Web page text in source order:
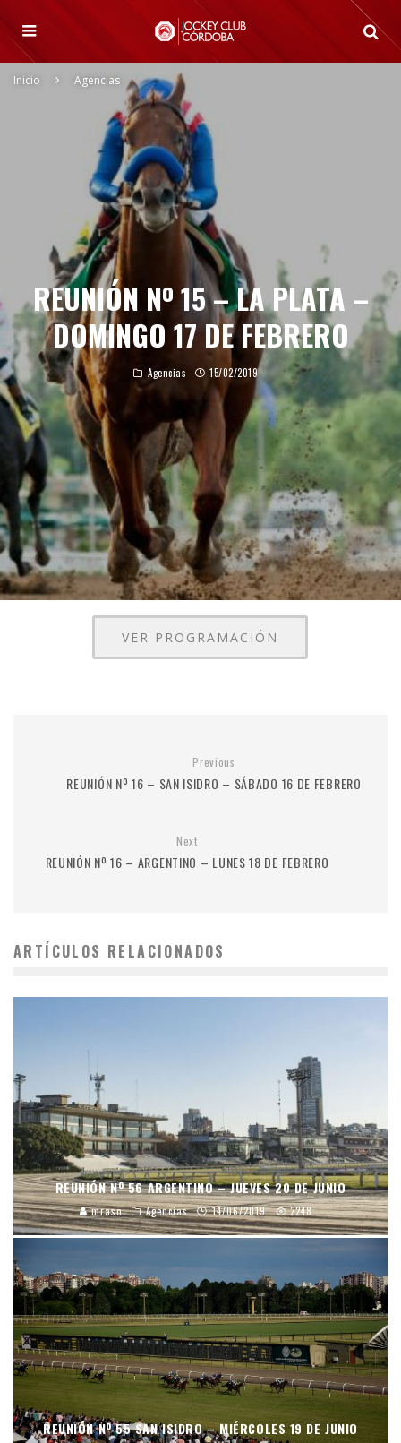
Inicio Agencias
REUNIÓN Nº 15 – LA PLATA –
DOMINGO 17 DE FEBRERO
Agencias 15/02/2019
VER PROGRAMACIÓN
Previous
REUNIÓN Nº 16 – SAN ISIDRO – SÁBADO 16 DE FEBRERO
Next
REUNIÓN Nº 16 – ARGENTINO – LUNES 18 DE FEBRERO
ARTÍCULOS RELACIONADOS
REUNIÓN Nº 56 ARGENTINO – JUEVES 20 DE JUNIO
mraso Agencias 14/06/2019 2248
REUNIÓN Nº 55 SAN ISIDRO – MIÉRCOLES 19 DE JUNIO